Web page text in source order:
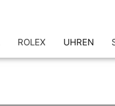
ROLEX UHREN